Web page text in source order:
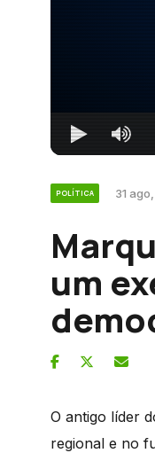
POLÍTICA 31
um
O antigo líder
regional e no